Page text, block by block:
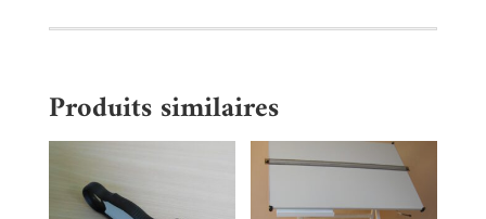
Produits similaires